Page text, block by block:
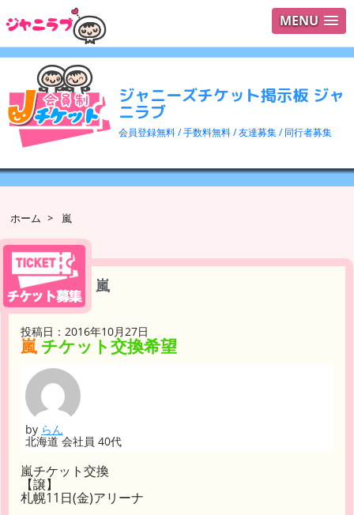
MENU
ジャニーズチケット掲示板 ジャ
ニラブ
会員登録無料 / 手数料無料 / 友達募集 / 同行者募集
ログイ
検索
ホーム > 嵐
嵐
投稿日：2016年10月27日
嵐 チケット交換希望
by らん
北海道 会社員 40代
嵐チケット交換
【譲】
札幌11日(金)アリーナ